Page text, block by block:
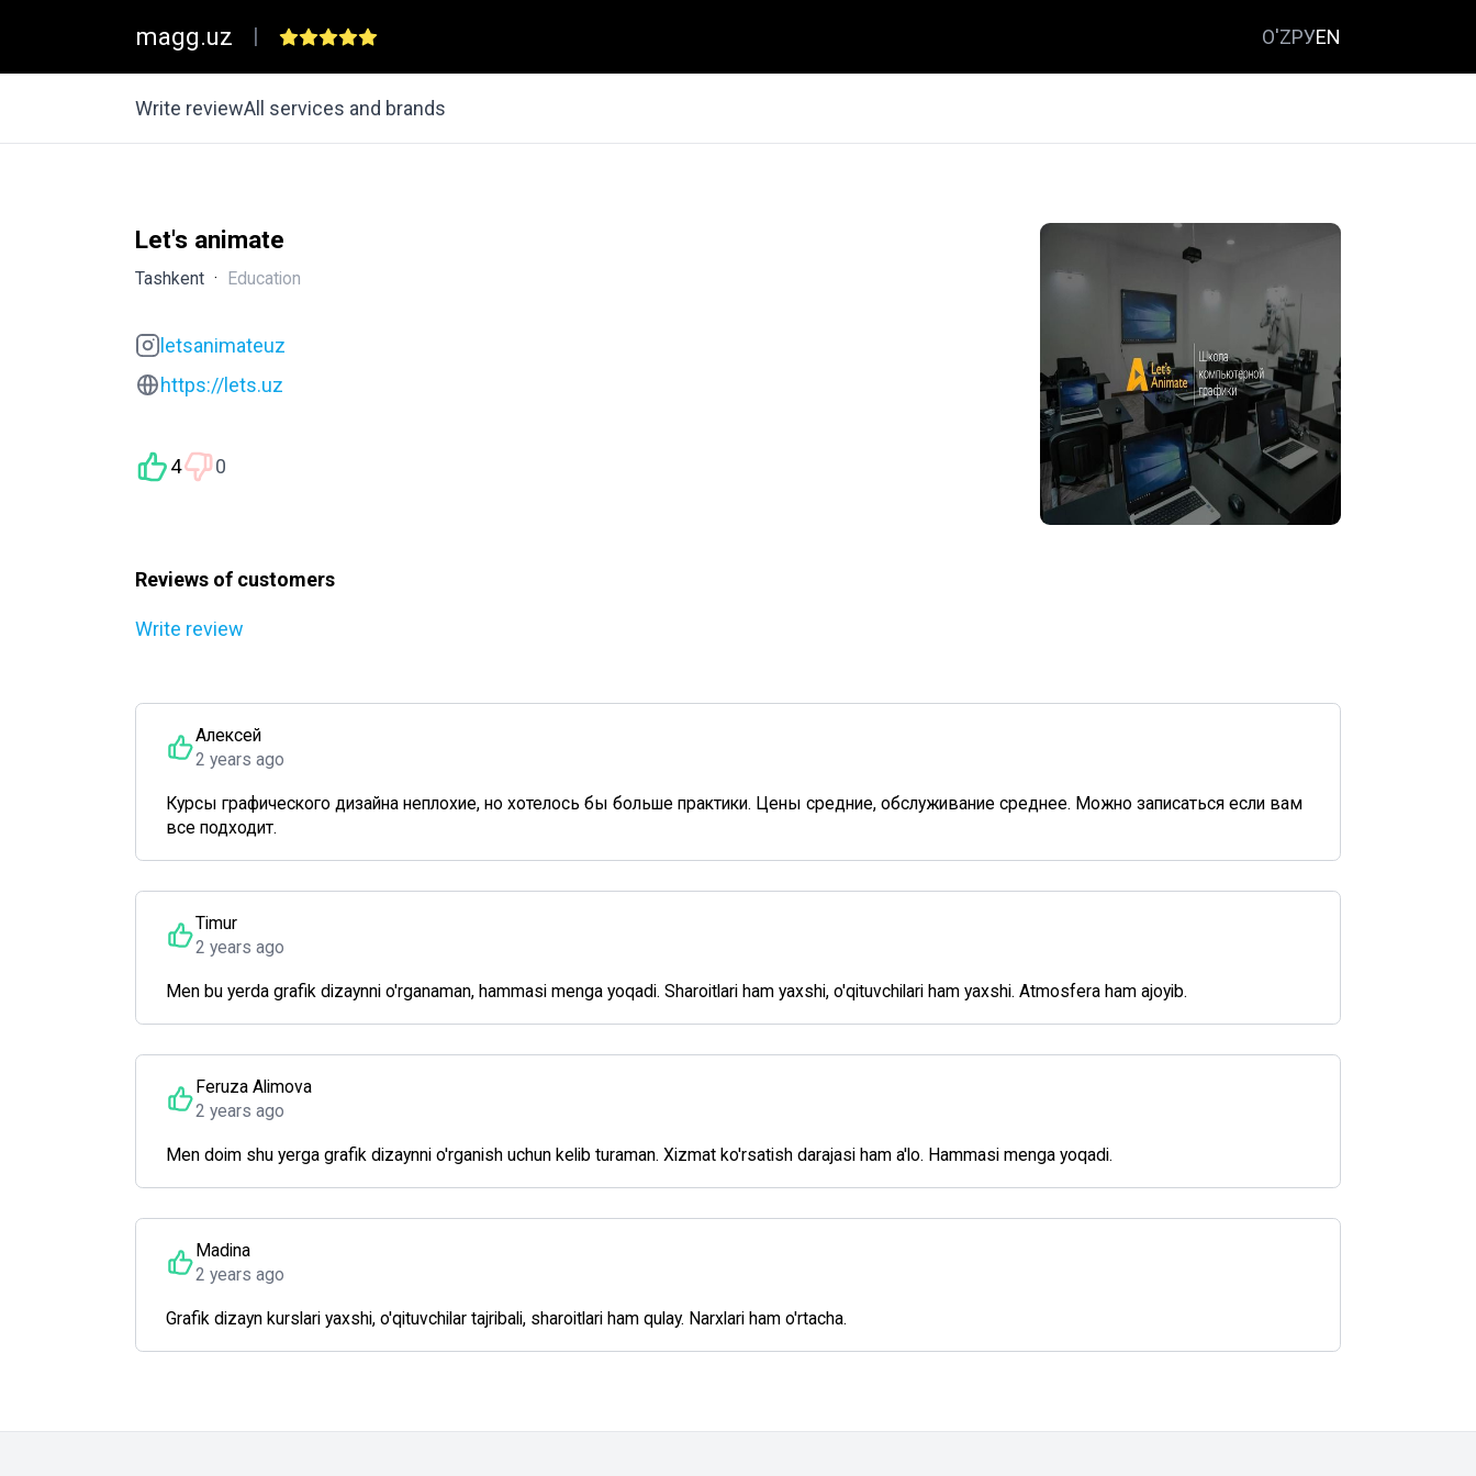
magg.uz | O'ZРУEN
Write reviewAll services and brands
Let's animate
Tashkent · Education
letsanimateuz
https://lets.uz
4 0
Reviews of customers
Write review
Алексей
2 years ago
Курсы графического дизайна неплохие, но хотелось бы больше практики. Цены средние, обслуживание среднее. Можно записаться если вам
все подходит.
Timur
2 years ago
Men bu yerda grafik dizaynni o'rganaman, hammasi menga yoqadi. Sharoitlari ham yaxshi, o'qituvchilari ham yaxshi. Atmosfera ham ajoyib.
Feruza Alimova
2 years ago
Men doim shu yerga grafik dizaynni o'rganish uchun kelib turaman. Xizmat ko'rsatish darajasi ham a'lo. Hammasi menga yoqadi.
Madina
2 years ago
Grafik dizayn kurslari yaxshi, o'qituvchilar tajribali, sharoitlari ham qulay. Narxlari ham o'rtacha.